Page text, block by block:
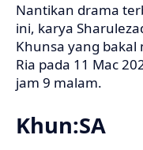
Nantikan drama
ini, karya
Khunsa yang
Ria pada 11 Mac
jam 9 malam.
Khun:SA